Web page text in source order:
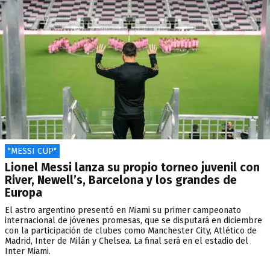
"MESSI CUP"
Lionel Messi lanza su propio torneo juvenil con
River, Newell’s, Barcelona y los grandes de
Europa
El astro argentino presentó en Miami su primer campeonato
internacional de jóvenes promesas, que se disputará en diciembre
con la participación de clubes como Manchester City, Atlético de
Madrid, Inter de Milán y Chelsea. La final será en el estadio del
Inter Miami.